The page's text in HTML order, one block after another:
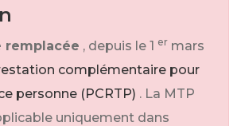
remplacée , depuis le 1 er mars
complémentaire pour
personne (PCRTP) . La MTP
uniquement dans